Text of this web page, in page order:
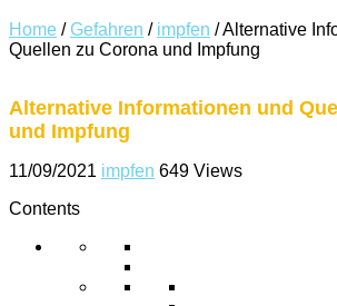
Home / Gefahren / impfen /Alternative
Quellen zu Corona und Impfung
Alternative Informationen und
und Impfung
11/09/2021 impfen 649 Views
Contents